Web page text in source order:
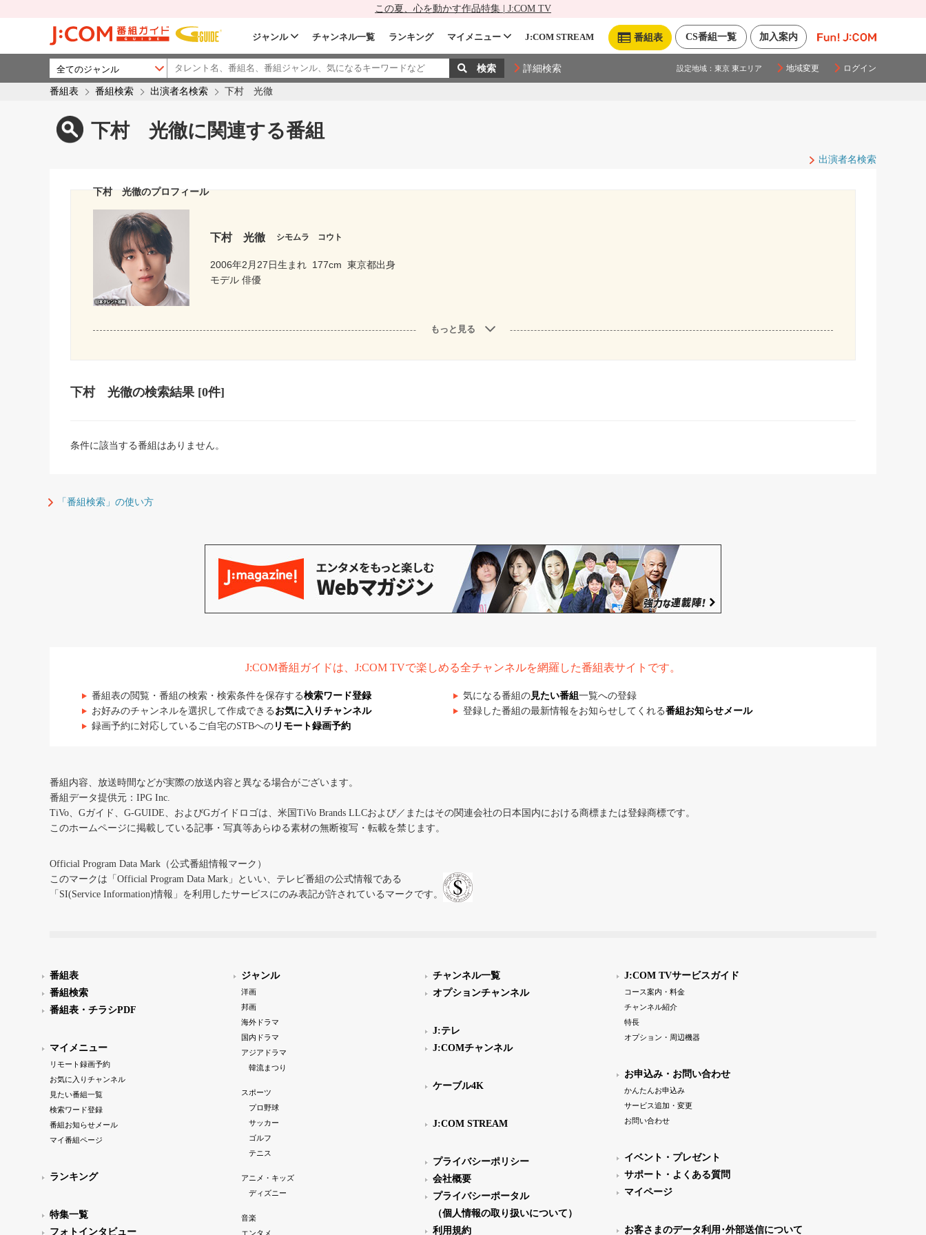
この夏、心を動かす作品特集 | J:COM TV
加入案内
CS番組一覧
番組表
ジャンル チャンネル一覧 ランキング マイメニュー J:COM STREAM
詳細検索 設定地域： 東京 東エリア 地域変更 ログイン
番組表 番組検索 出演者名検索 下村 光徹
下村 光徹に関連する番組
出演者名検索
下村 光徹のプロフィール
下村 光徹 シモムラ コウト
2006年2月27日生まれ 177cm 東京都出身
モデル 俳優
もっと見る
下村 光徹の検索結果 [0件]
条件に該当する番組はありません。
「番組検索」の使い方
J:COM番組ガイドは、J:COM TVで楽しめる全チャンネルを網羅した番組表サイトです。
番組表の閲覧・番組の検索・検索条件を保存する検索ワード登録 気になる番組の見たい番組 一覧への登録
お好みのチャンネルを選択して作成できる お気に入りチャンネル 登録した番組の最新情報をお知らせしてくれる番組お知らせメール
録画予約に対応しているご自宅のSTBへの リモート録画予約
番組内容、放送時間などが実際の放送内容と異なる場合がございます。
番組データ提供元：IPG Inc.
TiVo、Gガイド、G-GUIDE、およびGガイドロゴは、米国TiVo Brands LLCおよび／またはその関連会社の日本国内における商標または登録商標です。
このホームページに掲載している記事・写真等あらゆる素材の無断複写・転載を禁じます。
Official Program Data Mark（公式番組情報マーク）
このマークは「Official Program Data Mark」といい、テレビ番組の公式情報である
「SI(Service Information)情報」を利用したサービスにのみ表記が許されているマークです。
番組表
番組検索
番組表・チラシPDF
マイメニュー
リモート録画予約
お気に入りチャンネル
見たい番組一覧
検索ワード登録
番組お知らせメール
マイ番組ページ
ランキング
特集一覧
フォトインタビュー
ジャンル
洋画
邦画
海外ドラマ
国内ドラマ
アジアドラマ
韓流まつり
スポーツ
プロ野球
サッカー
ゴルフ
テニス
アニメ・キッズ
ディズニー
音楽
エンタメ
チャンネル一覧
オプションチャンネル
J:テレ
J:COMチャンネル
ケーブル4K
J:COM STREAM
プライバシーポリシー
会社概要
プライバシーポータル
（個人情報の取り扱いについて）
利用規約
J:COM TVサービスガイド
コース案内・料金
チャンネル紹介
特長
オプション・周辺機器
お申込み・お問い合わせ
かんたんお申込み
サービス追加・変更
お問い合わせ
イベント・プレゼント
サポート・よくある質問
マイページ
お客さまのデータ利用･外部送信について